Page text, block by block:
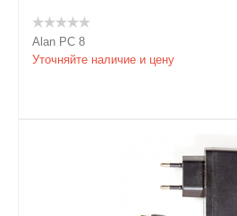
Alan PC 8
Уточняйте наличие и цену